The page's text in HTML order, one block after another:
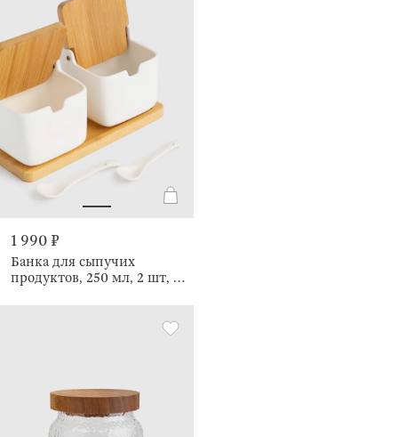
1 990 ₽
Банка для сыпучих
продуктов, 250 мл, 2 шт, с